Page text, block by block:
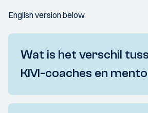
English version below
Wat is het verschil
KIVI-coaches en
KIVI-coacheszijn ervaren KIVI-